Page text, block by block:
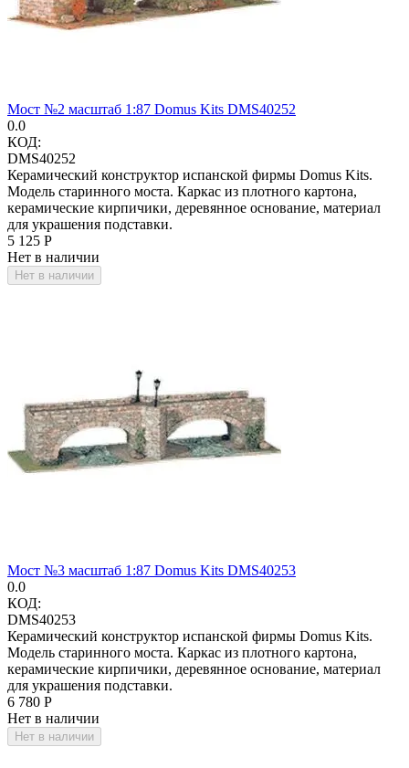
Мост №2 масштаб 1:87 Domus Kits DMS40252
0.0
КОД:
DMS40252
Керамический конструктор испанской фирмы Domus Kits.
Модель старинного моста. Каркас из плотного картона,
керамические кирпичики, деревянное основание, материал
для украшения подставки.
5 125 Р
Нет в наличии
Нет в наличии
Мост №3 масштаб 1:87 Domus Kits DMS40253
0.0
КОД:
DMS40253
Керамический конструктор испанской фирмы Domus Kits.
Модель старинного моста. Каркас из плотного картона,
керамические кирпичики, деревянное основание, материал
для украшения подставки.
6 780 Р
Нет в наличии
Нет в наличии